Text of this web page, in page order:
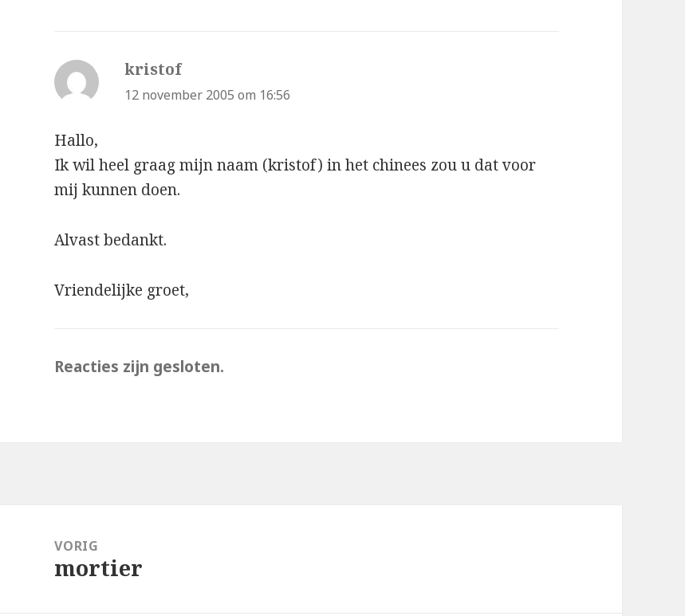
kristofschreef:
12 november 2005 om 16:56
Hallo,
Ik wil heel graag mijn naam (kristof) in het chinees zou u dat voor
mij kunnen doen.
Alvast bedankt.
Vriendelijke groet,
Reacties zijn gesloten.
navigatieVORIG
Vorig
mortier